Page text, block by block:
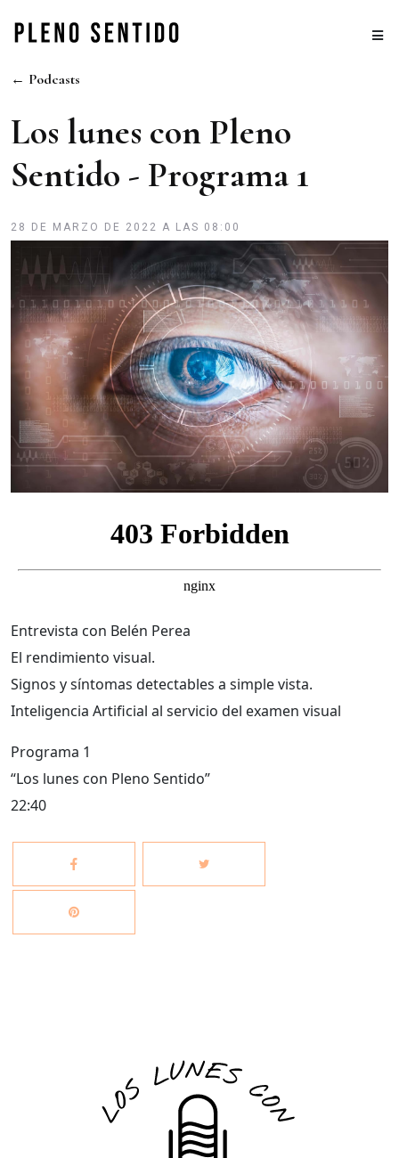
← Podcasts
Los lunes con Pleno
Sentido - Programa 1
28 DE MARZO DE 2022 A LAS 08:00
Entrevista con Belén Perea
El rendimiento visual.
Signos y síntomas detectables a simple vista.
Inteligencia Artificial al servicio del examen visual
Programa 1
“Los lunes con Pleno Sentido”
22:40